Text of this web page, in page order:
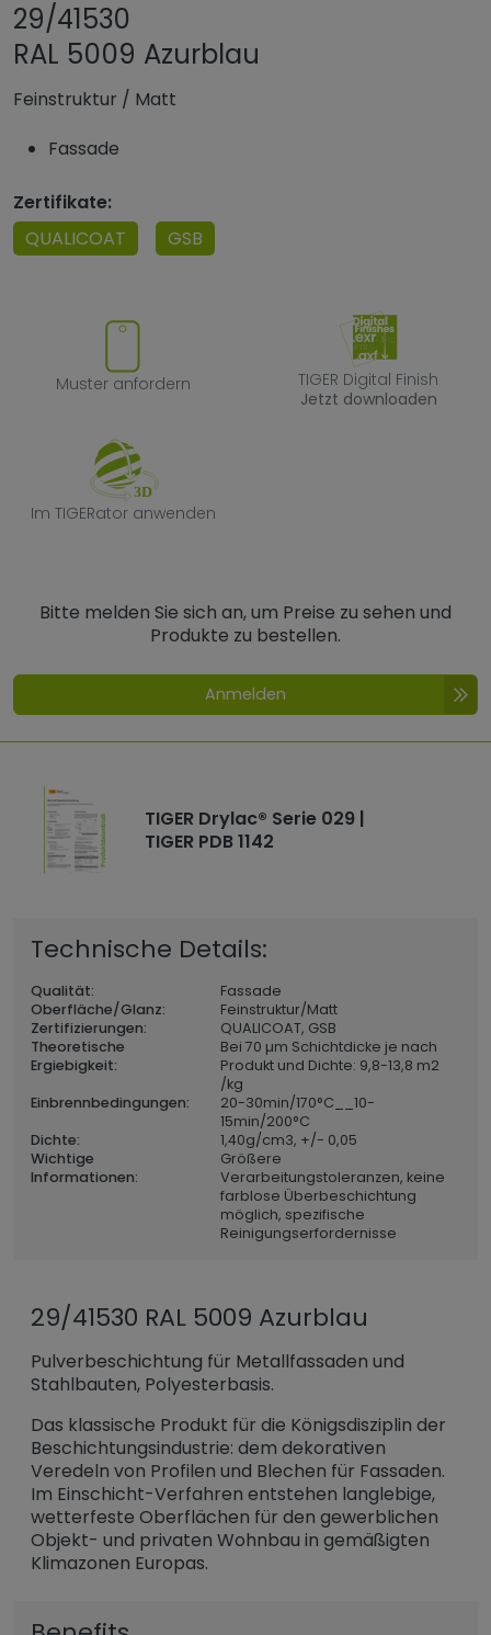
29/41530
RAL 5009 Azurblau
Feinstruktur / Matt
Fassade
Zertifikate:
QUALICOAT
GSB
Muster anfordern
Muster anfordern
TIGER Digital
TIGER Digital Finish
Jetzt downloaden
Im TIGERator anwenden
Im TIGERator anwenden
Bitte melden Sie sich an, um Preise zu sehen und
Produkte zu bestellen.
Anmelden
TIGER Drylac® Serie 029 |
TIGER PDB 1142
Technische Details:
Qualität:
Fassade
Oberfläche/Glanz:
Feinstruktur/Matt
Zertifizierungen:
QUALICOAT, GSB
Theoretische
Ergiebigkeit:
Bei 70 µm Schichtdicke je nach
Produkt und Dichte: 9,8-13,8 m2
/kg
Einbrennbedingungen:
20-30min/170°C__10-
15min/200°C
Dichte:
1,40g/cm3, +/- 0,05
Wichtige
Informationen:
Größere
Verarbeitungstoleranzen, keine
farblose Überbeschichtung
möglich, spezifische
Reinigungserfordernisse
29/41530 RAL 5009 Azurblau
Pulverbeschichtung für Metallfassaden und
Stahlbauten, Polyesterbasis.
Das klassische Produkt für die Königsdisziplin der
Beschichtungsindustrie: dem dekorativen
Veredeln von Profilen und Blechen für Fassaden.
Im Einschicht-Verfahren entstehen langlebige,
wetterfeste Oberflächen für den gewerblichen
Objekt- und privaten Wohnbau in gemäßigten
Klimazonen Europas.